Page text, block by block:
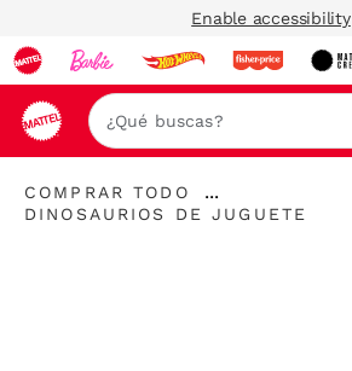
Enable accessibility
"Comprar
todo
COMPRAR TODO
...
Expandir
"DINOSAURIOS DE JUGUETE